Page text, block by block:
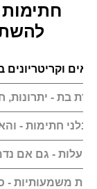
חתימות
בת - יתרונות,
קבלני חתימות -
עלות - גם אם
משמעותיות -